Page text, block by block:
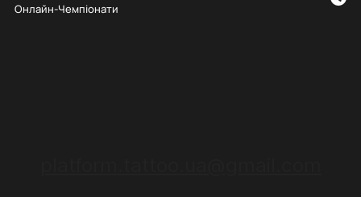
Онлайн-Чемпіонати